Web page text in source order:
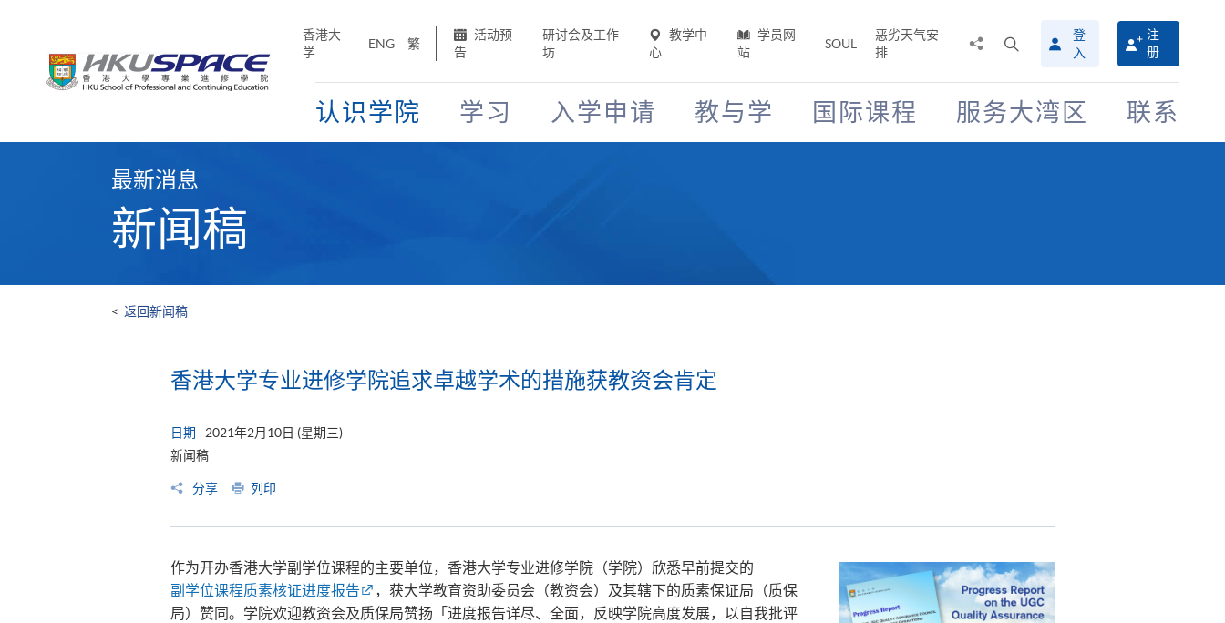
香港大
学
ENG 繁
活动预
告
研讨会及工作
坊
教学中
心
学员网
站
SOUL
恶劣天气安
排
搜
寻
介
面
登
入
注
册
认识学院 学习 入学申请 教与学 国际课程 服务大湾区 联系
最新消息
新闻稿
< 返回新闻稿
香港大学专业进修学院追求卓越学术的措施获教资会肯定
日期
2021年2月10日 (星期三)
新闻稿
分享 列印
作为开办香港大学副学位课程的主要单位，香港大学专业进修学院（学院）欣悉早前提交的
副学位课程质素核证进度报告
，获大学教育资助委员会（教资会）及其辖下的质素保证局（质保
局）赞同。学院欢迎教资会及质保局赞扬「进度报告详尽、全面，反映学院高度发展，以自我批评